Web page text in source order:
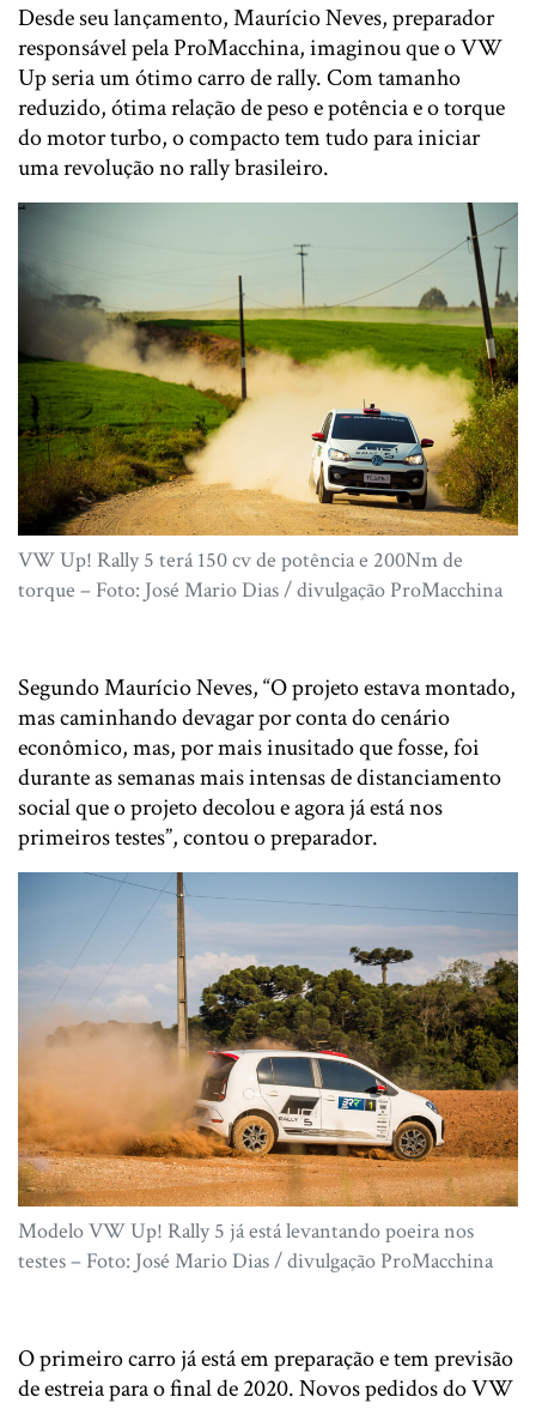
Desde seu lançamento, Maurício Neves, preparador
responsável pela ProMacchina, imaginou que o VW
Up seria um ótimo carro de rally. Com tamanho
reduzido, ótima relação de peso e potência e o torque
do motor turbo, o compacto tem tudo para iniciar
uma revolução no rally brasileiro.
VW Up! Rally 5 terá 150 cv de potência e 200Nm de
torque – Foto: José Mario Dias / divulgação ProMacchina
Segundo Maurício Neves, “O projeto estava montado,
mas caminhando devagar por conta do cenário
econômico, mas, por mais inusitado que fosse, foi
durante as semanas mais intensas de distanciamento
social que o projeto decolou e agora já está nos
primeiros testes”, contou o preparador.
Modelo VW Up! Rally 5 já está levantando poeira nos
testes – Foto: José Mario Dias / divulgação ProMacchina
O primeiro carro já está em preparação e tem previsão
de estreia para o final de 2020. Novos pedidos do VW